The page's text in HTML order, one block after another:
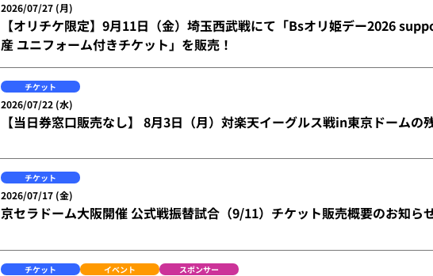
2026/07/27 (月)
【オリチケ限定】9月11日（金）埼玉西武戦にて「Bsオリ姫デー2026
産 ユニフォーム付きチケット」を販売！
チケット
2026/07/22 (水)
【当日券窓口販売なし】 8月3日（月）対楽天イーグルス戦in東京ドームの
チケット
2026/07/17 (金)
京セラドーム大阪開催 公式戦振替試合（9/11）チケット販売概要のお知ら
チケット イベント スポンサー